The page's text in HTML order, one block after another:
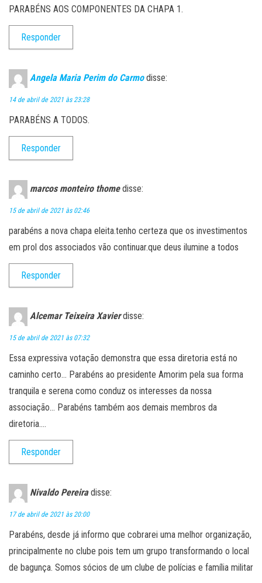
PARABÉNS AOS COMPONENTES DA CHAPA 1.
Responder
Angela Maria Perim do Carmo disse:
14 de abril de 2021 às 23:28
PARABÉNS A TODOS.
Responder
marcos monteiro thome disse:
15 de abril de 2021 às 02:46
parabéns a nova chapa eleita.tenho certeza que os investimentos
em prol dos associados vão continuar.que deus ilumine a todos
Responder
Alcemar Teixeira Xavier disse:
15 de abril de 2021 às 07:32
Essa expressiva votação demonstra que essa diretoria está no
caminho certo… Parabéns ao presidente Amorim pela sua forma
tranquila e serena como conduz os interesses da nossa
associação… Parabéns também aos demais membros da
diretoria….
Responder
Nivaldo Pereira disse:
17 de abril de 2021 às 20:00
Parabéns, desde já informo que cobrarei uma melhor organização,
principalmente no clube pois tem um grupo transformando o local
de bagunça. Somos sócios de um clube de polícias e família militar